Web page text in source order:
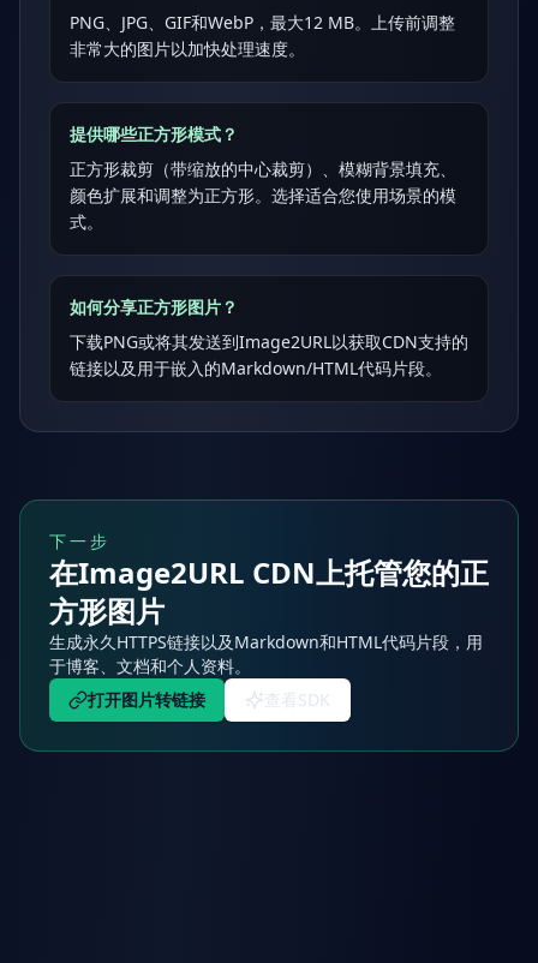
PNG、JPG、GIF和WebP，最大12 MB。上传前调整
非常大的图片以加快处理速度。
提供哪些正方形模式？
正方形裁剪（带缩放的中心裁剪）、模糊背景填充、
颜色扩展和调整为正方形。选择适合您使用场景的模
式。
如何分享正方形图片？
下载PNG或将其发送到Image2URL以获取CDN支持的
链接以及用于嵌入的Markdown/HTML代码片段。
下一步
在Image2URL CDN上托管您的正
方形图片
生成永久HTTPS链接以及Markdown和HTML代码片段，用
于博客、文档和个人资料。
打开图片转链接
查看SDK